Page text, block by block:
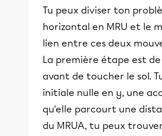
Tu peux diviser ton
horizontal en MRU et le
lien entre ces deux
La première étape est
avant de toucher le sol.
initiale nulle en y, une
qu'elle parcourt une
du MRUA, tu peux